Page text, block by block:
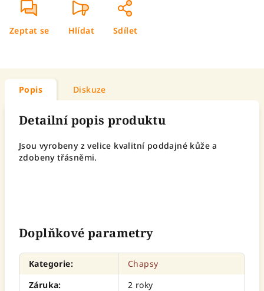
Zeptat se Hlídat Sdílet
Popis Diskuze
Detailní popis produktu
Jsou vyrobeny z velice kvalitní poddajné kůže a
zdobeny třásněmi.
Doplňkové parametry
Kategorie:
Chapsy
Záruka:
2 roky